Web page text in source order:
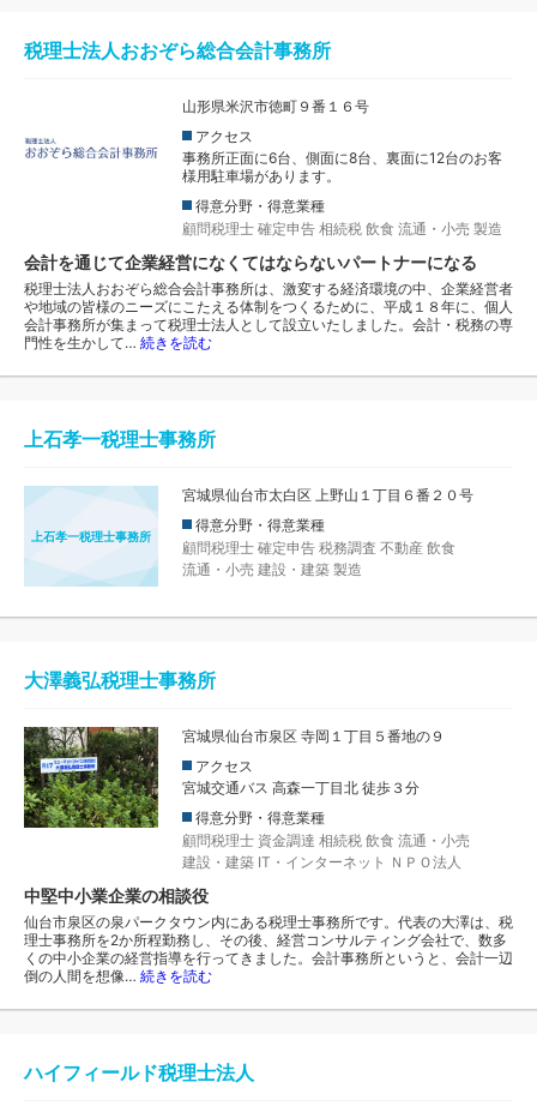
税理士法人おおぞら総合会計事務所
山形県米沢市徳町９番１６号
アクセス
事務所正面に6台、側面に8台、裏面に12台のお客
様用駐車場があります。
得意分野・得意業種
顧問税理士 確定申告 相続税 飲食 流通・小売 製造
会計を通じて企業経営になくてはならないパートナーになる
税理士法人おおぞら総合会計事務所は、激変する経済環境の中、企業経営者
や地域の皆様のニーズにこたえる体制をつくるために、平成１８年に、個人
会計事務所が集まって税理士法人として設立いたしました。会計・税務の専
門性を生かして… 続きを読む
上石孝一税理士事務所
上石孝一税理士事務所
宮城県仙台市太白区 上野山１丁目６番２０号
得意分野・得意業種
顧問税理士 確定申告 税務調査 不動産 飲食
流通・小売 建設・建築 製造
大澤義弘税理士事務所
宮城県仙台市泉区 寺岡１丁目５番地の９
アクセス
宮城交通バス 高森一丁目北 徒歩３分
得意分野・得意業種
顧問税理士 資金調達 相続税 飲食 流通・小売
建設・建築 IT・インターネット ＮＰＯ法人
中堅中小業企業の相談役
仙台市泉区の泉パークタウン内にある税理士事務所です。代表の大澤は、税
理士事務所を2か所程勤務し、その後、経営コンサルティング会社で、数多
くの中小企業の経営指導を行ってきました。会計事務所というと、会計一辺
倒の人間を想像… 続きを読む
ハイフィールド税理士法人